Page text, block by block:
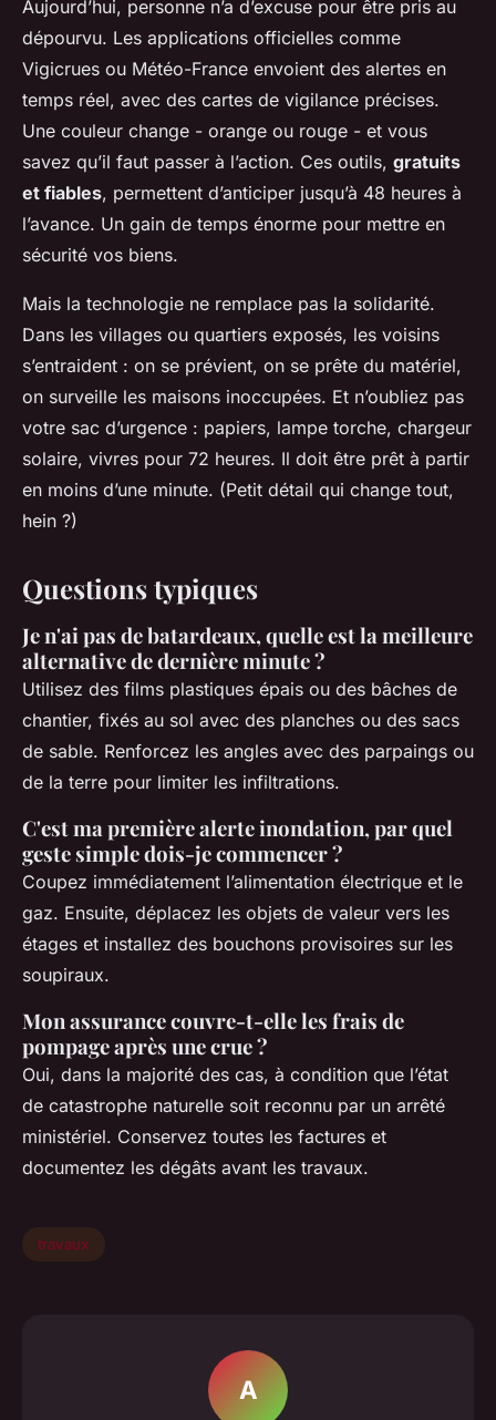
Aujourd’hui, personne n’a d’excuse pour être pris au
dépourvu. Les applications officielles comme
Vigicrues ou Météo-France envoient des alertes en
temps réel, avec des cartes de vigilance précises.
Une couleur change - orange ou rouge - et vous
savez qu’il faut passer à l’action. Ces outils, gratuits
et fiables, permettent d’anticiper jusqu’à 48 heures à
l’avance. Un gain de temps énorme pour mettre en
sécurité vos biens.
Mais la technologie ne remplace pas la solidarité.
Dans les villages ou quartiers exposés, les voisins
s’entraident : on se prévient, on se prête du matériel,
on surveille les maisons inoccupées. Et n’oubliez pas
votre sac d’urgence : papiers, lampe torche, chargeur
solaire, vivres pour 72 heures. Il doit être prêt à partir
en moins d’une minute. (Petit détail qui change tout,
hein ?)
Questions typiques
Je n'ai pas de batardeaux, quelle est la meilleure
alternative de dernière minute ?
Utilisez des films plastiques épais ou des bâches de
chantier, fixés au sol avec des planches ou des sacs
de sable. Renforcez les angles avec des parpaings ou
de la terre pour limiter les infiltrations.
C'est ma première alerte inondation, par quel
geste simple dois-je commencer ?
Coupez immédiatement l’alimentation électrique et le
gaz. Ensuite, déplacez les objets de valeur vers les
étages et installez des bouchons provisoires sur les
soupiraux.
Mon assurance couvre-t-elle les frais de
pompage après une crue ?
Oui, dans la majorité des cas, à condition que l’état
de catastrophe naturelle soit reconnu par un arrêté
ministériel. Conservez toutes les factures et
documentez les dégâts avant les travaux.
travaux
A